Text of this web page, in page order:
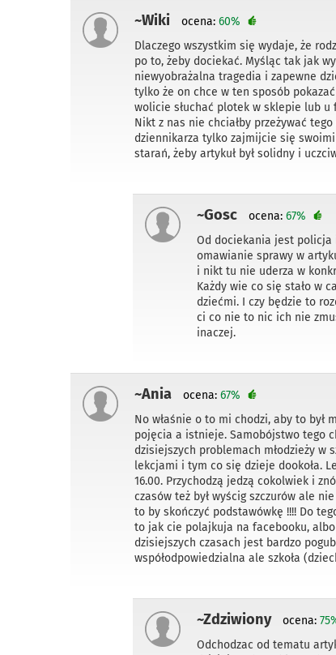
~Wiki ocena: 60%
Dlaczego wszystkim się wydaje, że
po to, żeby dociekać. Myśląc tak jak
niewyobrażalna tragedia i zapewne
tylko że on chce w ten sposób
wolicie słuchać plotek w sklepie lub u
Nikt z nas nie chciałby przeżywać
dziennikarza tylko zajmijcie się swoimi
starań, żeby artykuł był solidny i
~Gosc ocena: 67%
Od dociekania jest policja
omawianie sprawy w
i nikt tu nie uderza w
Każdy wie co się stało w
dziećmi. I czy będzie to
ci co nie to nic ich nie
inaczej.
~Ania ocena: 67%
No właśnie o to mi chodzi, aby to był
pojęcia a istnieje. Samobójstwo tego
dzisiejszych problemach młodzieży w
lekcjami i tym co się dzieje dookoła.
16.00. Przychodzą jedzą cokolwiek i
czasów też był wyścig szczurów ale
to by skończyć podstawówkę !!!! Do
to jak cie polajkuja na facebooku,
dzisiejszych czasach jest bardzo
współodpowiedzialna ale szkoła
~Zdziwiony ocena:
Odchodzac od tematu